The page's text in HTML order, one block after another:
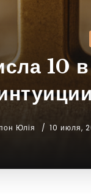
10
Юлія 10 июля,